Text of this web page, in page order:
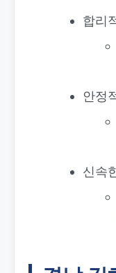
합리
안정
신속